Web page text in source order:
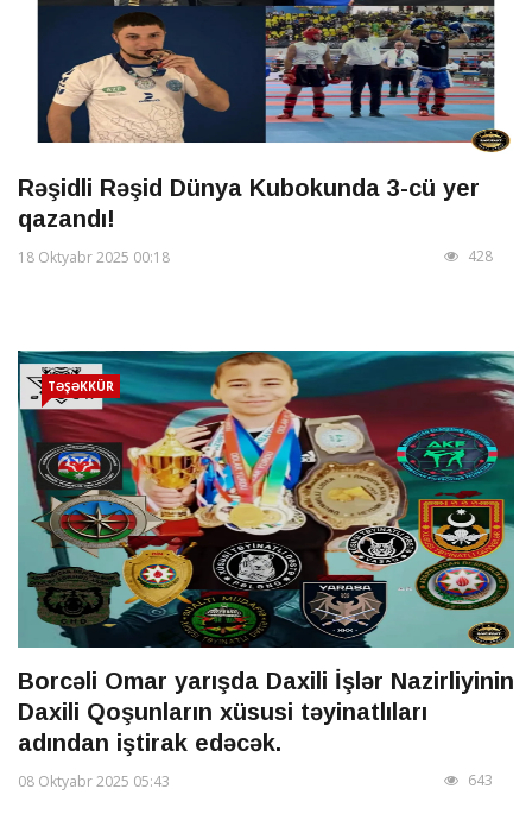
Rəşidli Rəşid Dünya Kubokunda 3-cü yer
qazandı!
18 Oktyabr 2025 00:18 428
TƏŞƏKKÜR
Borcəli Omar yarışda Daxili İşlər Nazirliyinin
Daxili Qoşunların xüsusi təyinatlıları
adından iştirak edəcək.
08 Oktyabr 2025 05:43 643